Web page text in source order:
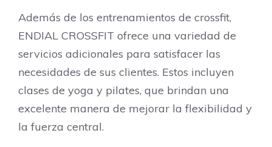
Además de los entrenamientos de crossfit,
ENDIAL CROSSFIT ofrece una variedad de
servicios adicionales para satisfacer las
necesidades de sus clientes. Estos incluyen
clases de yoga y pilates, que brindan una
excelente manera de mejorar la flexibilidad y
la fuerza central.